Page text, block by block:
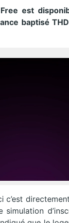
est
baptisé
c’est
simulation